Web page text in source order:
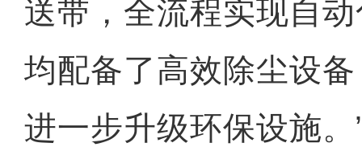
送带，全流程实现自
均配备了高效除尘设
进一步升级环保设施